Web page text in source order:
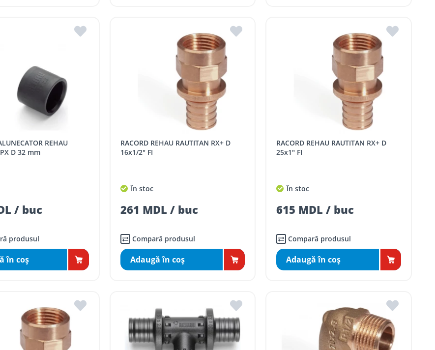
D 32 mm
/ buc
produsul
în coş
RACORD REHAU RAUTITAN RX+ D
16x1/2" FI
În stoc
261 MDL / buc
Compară produsul
Adaugă în coş
RACORD REHAU RAUTITAN RX+ D
25x1" FI
În stoc
615 MDL / buc
Compară produsul
Adaugă în coş